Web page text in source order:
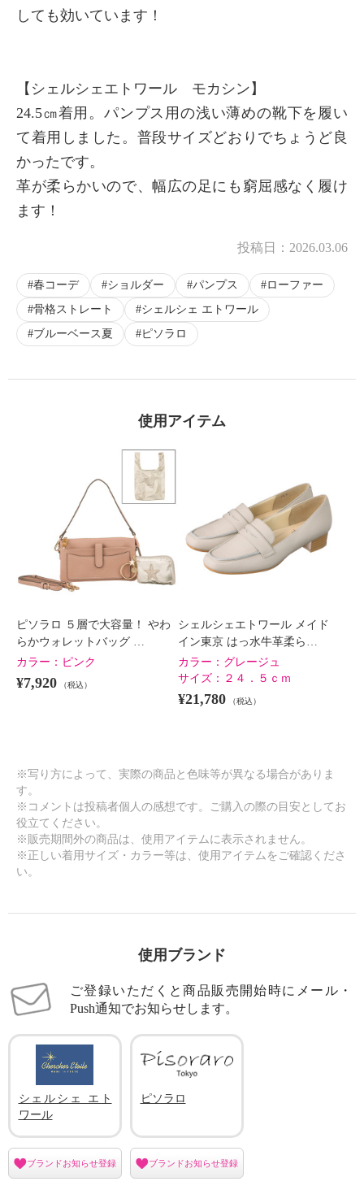
しても効いています！
【シェルシェエトワール モカシン】
24.5㎝着用。パンプス用の浅い薄めの靴下を履い
て着用しました。普段サイズどおりでちょうど良
かったです。
革が柔らかいので、幅広の足にも窮屈感なく履け
ます！
投稿日： 2026.03.06
春コーデ ショルダー パンプス
ローファー
骨格ストレート
シェルシェ エトワール
ブルーベース夏
ピソラロ
使用アイテム
ピソラロ ５層で大容量！ やわ
らかウォレットバッグ …
カラー： ピンク
¥7,920 （税込）
シェルシェエトワール メイド
イン東京 はっ水牛革柔ら…
カラー： グレージュ
サイズ： ２４．５ｃｍ
¥21,780 （税込）
※写り方によって、実際の商品と色味等が異なる場合がありま
す。
※コメントは投稿者個人の感想です。ご購入の際の目安としてお
役立てください。
※販売期間外の商品は、使用アイテムに表示されません。
※正しい着用サイズ・カラー等は、使用アイテムをご確認くださ
い。
使用ブランド
ご登録いただくと商品販売開始時にメール・
Push通知でお知らせします。
シェルシェ エト
ワール
ブランドお知らせ登録
ピソラロ
ブランドお知らせ登録